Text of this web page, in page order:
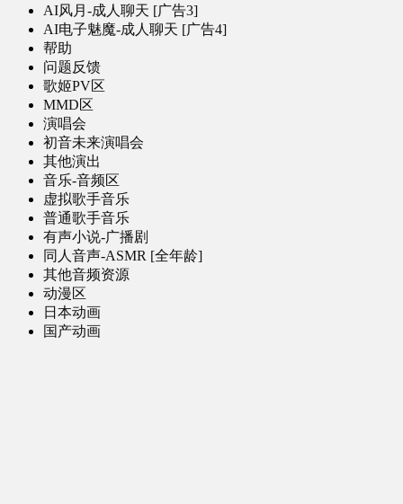
AI风月-成人聊天 [广告3]
AI电子魅魔-成人聊天 [广告4]
帮助
问题反馈
歌姬PV区
MMD区
演唱会
初音未来演唱会
其他演出
音乐-音频区
虚拟歌手音乐
普通歌手音乐
有声小说-广播剧
同人音声-ASMR [全年龄]
其他音频资源
动漫区
日本动画
国产动画